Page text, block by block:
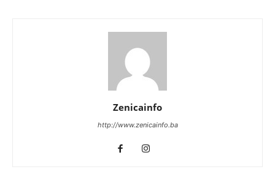
Zenicainfo
http://www.zenicainfo.ba